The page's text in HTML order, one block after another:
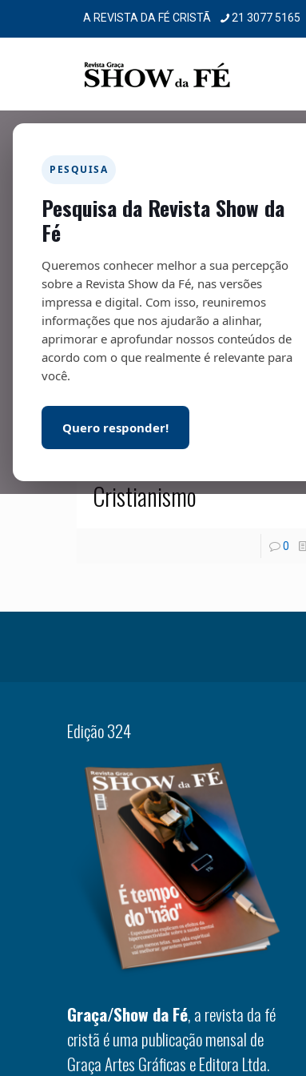
A REVISTA DA FÉ CRISTÃ 21 3077 5165
PESQUISA
Pesquisa da Revista Show da
Fé
Queremos conhecer melhor a sua percepção
sobre a Revista Show da Fé, nas versões
impressa e digital. Com isso, reuniremos
informações que nos ajudarão a alinhar,
aprimorar e aprofundar nossos conteúdos de
acordo com o que realmente é relevante para
você.
Quero responder!
Cristianismo
0
Edição 324
Graça/Show da Fé, a revista da fé
cristã é uma publicação mensal de
Graça Artes Gráficas e Editora Ltda.